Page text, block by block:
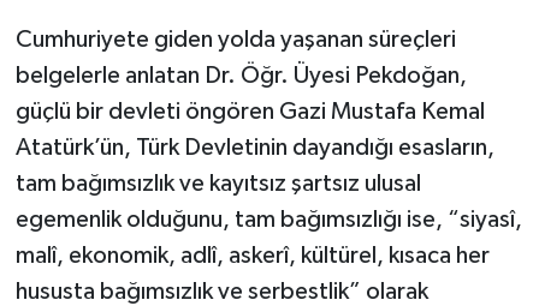
Cumhuriyete giden yolda yaşanan süreçleri
belgelerle anlatan Dr. Öğr. Üyesi Pekdoğan,
güçlü bir devleti öngören Gazi Mustafa Kemal
Atatürk’ün, Türk Devletinin dayandığı esasların,
tam bağımsızlık ve kayıtsız şartsız ulusal
egemenlik olduğunu, tam bağımsızlığı ise, “siyasî,
malî, ekonomik, adlî, askerî, kültürel, kısaca her
hususta bağımsızlık ve serbestlik” olarak